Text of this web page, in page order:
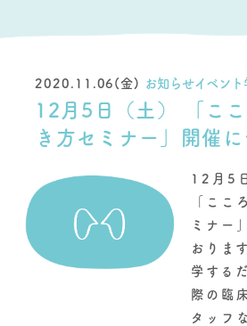
2020.11.06(金) お知らせイベン
12月5日（土） 「こ
き方セミナー」開催に
12月5
「ここ
ミナー
おりま
学する
際の臨
タッフ